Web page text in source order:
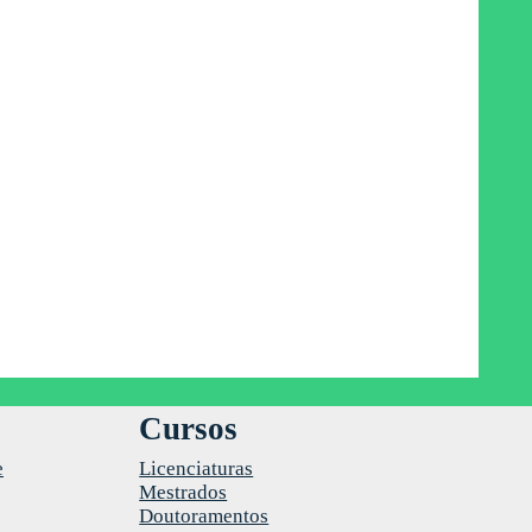
Cursos
Licenciaturas
Mestrados
Doutoramentos